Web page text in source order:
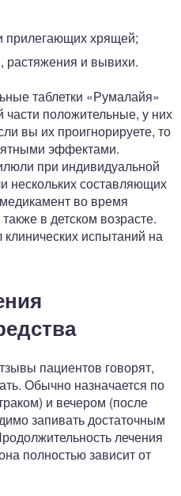
прилегающих хрящей;
растяжения и вывихи.
таблетки «Румалайя»
положительные, у них
вы их проигнорируете, то
эффектами.
при индивидуальной
нескольких составляющих
во время
в детском возрасте.
испытаний на
пациентов говорят,
Обычно назначается по
и вечером (после
запивать достаточным
лечения
полностью зависит от